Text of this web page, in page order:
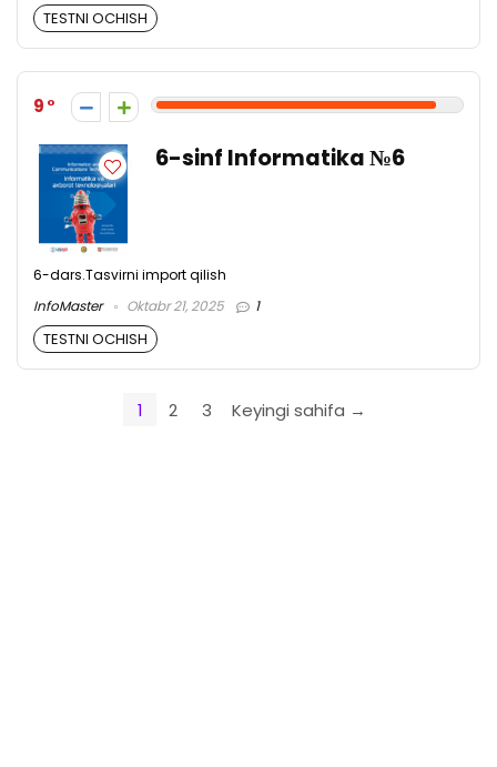
TESTNI OCHISH
9
6-sinf Informatika №6
6-dars.Tasvirni import qilish
InfoMaster
Oktabr 21, 2025 1
TESTNI OCHISH
1 2 3 Keyingi sahifa →